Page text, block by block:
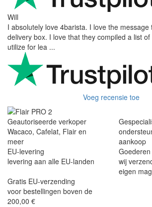
Will
I absolutely love 4barista. I love the
delivery box. I love that they compiled a list
utilize for lea ...
Voeg recensie toe
Geautoriseerde verkoper
Wacaco, Cafelat, Flair en
meer
aankoop
EU-levering
levering aan alle EU-landen
wij
eigen
Gratis EU-verzending
voor bestellingen boven de
200,00 €